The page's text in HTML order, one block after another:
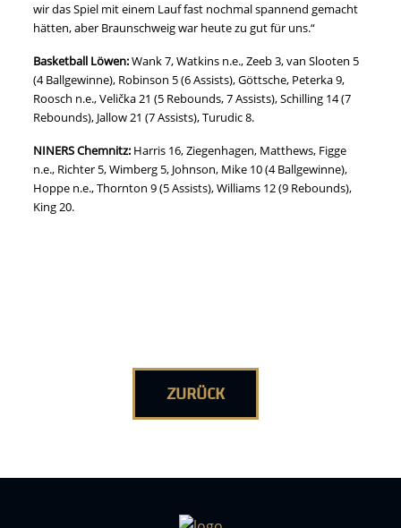
wir das Spiel mit einem Lauf fast nochmal spannend gemacht
hätten, aber Braunschweig war heute zu gut für uns.“
Basketball Löwen:Wank 7, Watkins n.e., Zeeb 3, van Slooten 5
(4 Ballgewinne), Robinson 5 (6 Assists), Göttsche, Peterka 9,
Roosch n.e., Velička 21 (5 Rebounds, 7 Assists), Schilling 14 (7
Rebounds), Jallow 21 (7 Assists), Turudic 8.
NINERS Chemnitz: Harris 16, Ziegenhagen, Matthews, Figge
n.e., Richter 5, Wimberg 5, Johnson, Mike 10 (4 Ballgewinne),
Hoppe n.e., Thornton 9 (5 Assists), Williams 12 (9 Rebounds),
King 20.
ZURÜCK